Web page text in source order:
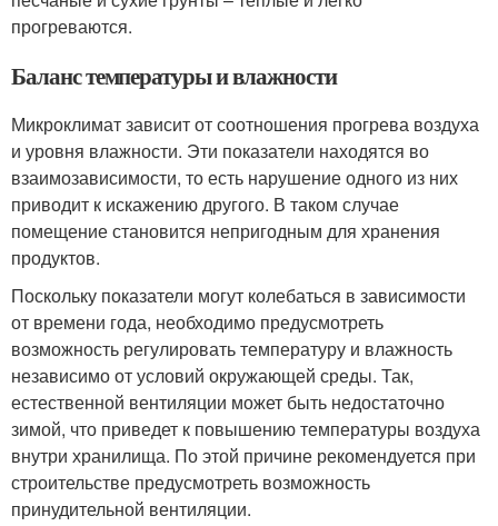
прогреваются.
Баланс температуры и влажности
Микроклимат зависит от соотношения прогрева воздуха
и уровня влажности. Эти показатели находятся во
взаимозависимости, то есть нарушение одного из них
приводит к искажению другого. В таком случае
помещение становится непригодным для хранения
продуктов.
Поскольку показатели могут колебаться в зависимости
от времени года, необходимо предусмотреть
возможность регулировать температуру и влажность
независимо от условий окружающей среды. Так,
естественной вентиляции может быть недостаточно
зимой, что приведет к повышению температуры воздуха
внутри хранилища. По этой причине рекомендуется при
строительстве предусмотреть возможность
принудительной вентиляции.